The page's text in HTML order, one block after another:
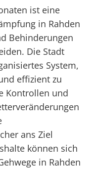
ist eine
in Rahden
Behinderungen
Die Stadt
System,
effizient zu
Kontrollen und
ans Ziel
können sich
in Rahden